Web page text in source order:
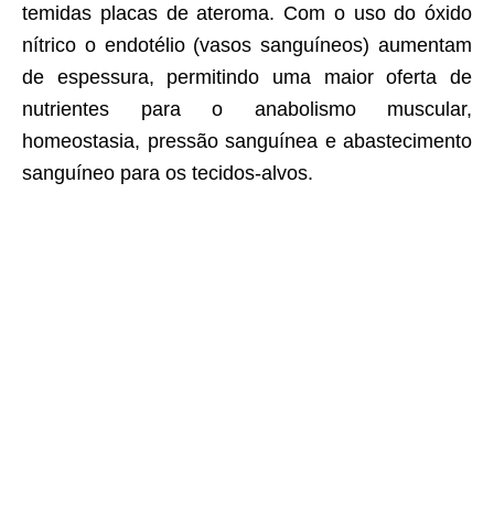
temidas placas de ateroma. Com o uso do óxido
nítrico o endotélio (vasos sanguíneos) aumentam
de espessura, permitindo uma maior oferta de
nutrientes para o anabolismo muscular,
homeostasia, pressão sanguínea e abastecimento
sanguíneo para os tecidos-alvos.